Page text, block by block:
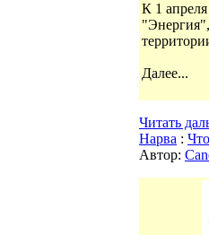
К 1
Далее...
Читать
Нарва :
Автор: